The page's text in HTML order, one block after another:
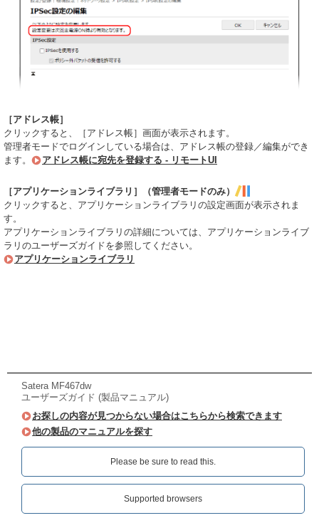
［アドレス帳］
クリックすると、［アドレス帳］画面が表示されます。
管理者モードでログインしている場合は、アドレス帳の登録／編集ができ
ます。
アドレス帳に宛先を登録する - リモートUI
［アプリケーションライブラリ］（管理者モードのみ）
クリックすると、アプリケーションライブラリの設定画面が表示されま
す。
アプリケーションライブラリの詳細については、アプリケーションライブ
ラリのユーザーズガイドを参照してください。
アプリケーションライブラリ
Satera MF467dw
ユーザーズガイド (製品マニュアル)
お探しの内容が見つからない場合はこちらから検索できます
他の製品のマニュアルを探す
Please be sure to read this.‎
Supported browsers